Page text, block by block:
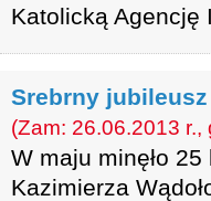
Katolicką Agencję
Srebrny
(Zam: 26.06.2013 r.,
W maju minęło
Kazimierza